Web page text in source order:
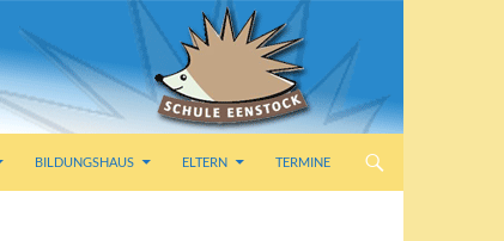
BILDUNGSHAUS ELTERN TERMINE